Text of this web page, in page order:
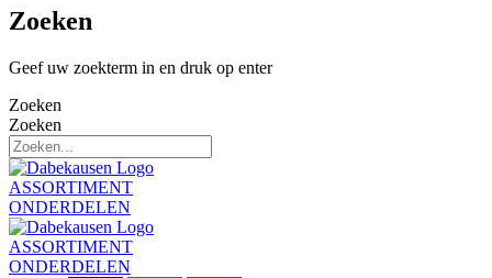
Zoeken
Geef uw zoekterm in en druk op enter
Zoeken
Zoeken
ASSORTIMENT
ONDERDELEN
ASSORTIMENT
ONDERDELEN